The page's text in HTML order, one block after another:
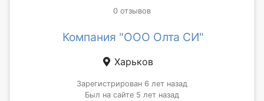
0 отзывов
Компания "ООО Олта СИ"
Харьков
Зарегистрирован 6 лет назад
Был на сайте 5 лет назад